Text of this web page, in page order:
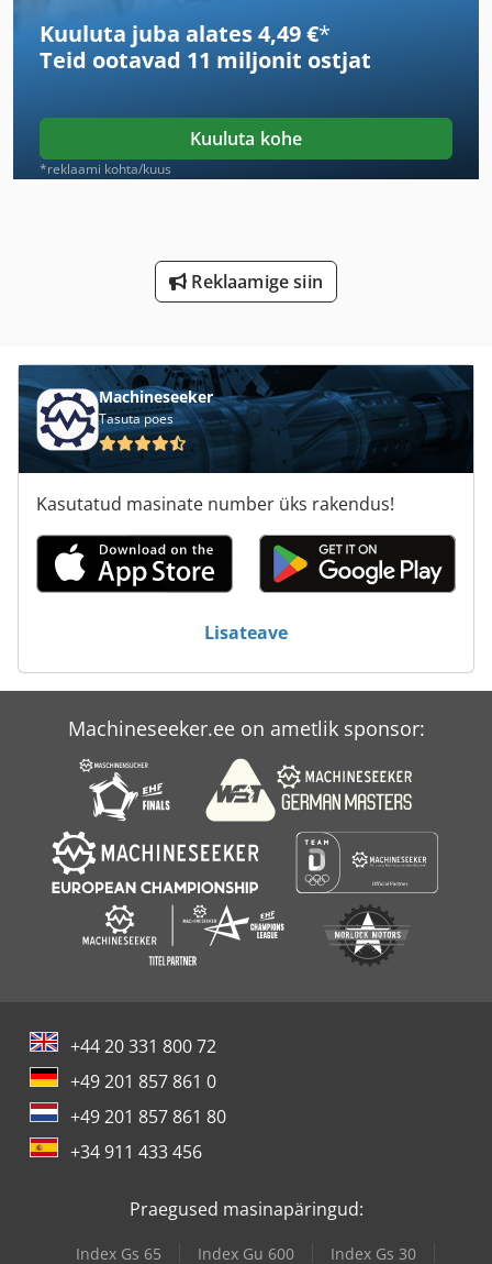
Hh Kaitsme
Kgs 1670
Ks 205
Mulgustamiseks Ja Lõikamine
Sbs 8 70
Si 550
Sügav Ader
Kuuluta juba alates 4,49 €*
Teid ootavad 11 miljonit ostjat
Kuuluta kohe
*reklaami kohta/kuus
Reklaamige siin
Machineseeker
Tasuta poes
Kasutatud masinate number üks rakendus!
Lisateave
Machineseeker.ee on ametlik sponsor:
+44 20 331 800 72
+49 201 857 861 0
+49 201 857 861 80
+34 911 433 456
Praegused masinapäringud:
Index Gs 65 Index Gu 600
Index Gs 30